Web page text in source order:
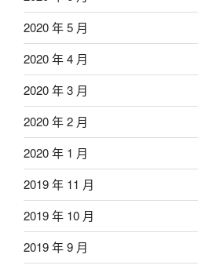
2020 年 5 月
2020 年 4 月
2020 年 3 月
2020 年 2 月
2020 年 1 月
2019 年 11 月
2019 年 10 月
2019 年 9 月